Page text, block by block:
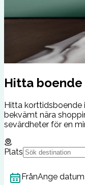
Hitta boende
Hitta korttidsboende
bekvämt nära
sevärdheter för en
Plats
FrånAnge datum